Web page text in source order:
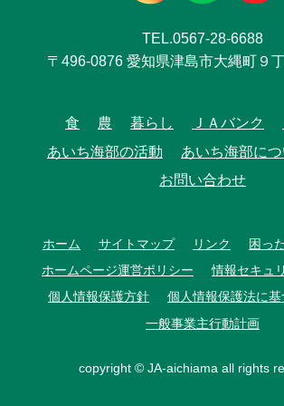
TEL.0567-28-6688
〒496-0876 愛知県津島市大縄町９
食 農 暮らし ＪＡバンク
あいち海部の活動
あいち海部につ
お問い合わせ
ホーム サイトマップ リンク
困っ
ホームページ運営ポリシー
情報セキュ
個人情報保護方針
個人情報保護法に
一般事業主行動計画
copyright © JA-aichiama all rights